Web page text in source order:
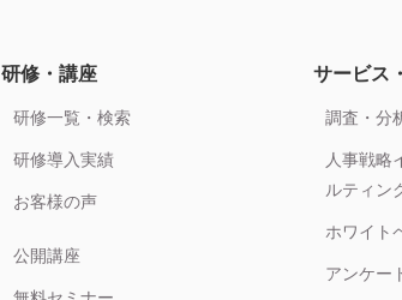
研修・講座
研修一覧・検索
研修導入実績
お客様の声
公開講座
サービス
調査・分
人事戦略
ルティン
ホワイト
アンケー